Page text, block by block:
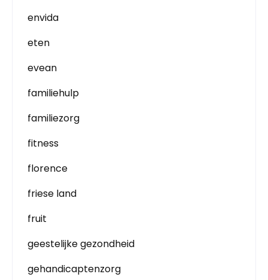
envida
eten
evean
familiehulp
familiezorg
fitness
florence
friese land
fruit
geestelijke gezondheid
gehandicaptenzorg